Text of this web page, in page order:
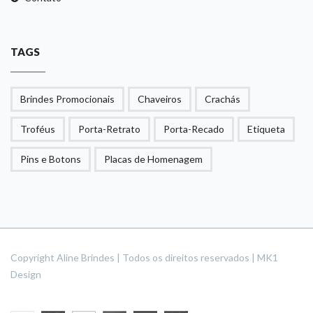
TAGS
Brindes Promocionais Chaveiros Crachás
Troféus Porta-Retrato Porta-Recado Etiqueta
Pins e Botons Placas de Homenagem
Copyright Aline Brindes | Todos os direitos reservados | MK1
Design